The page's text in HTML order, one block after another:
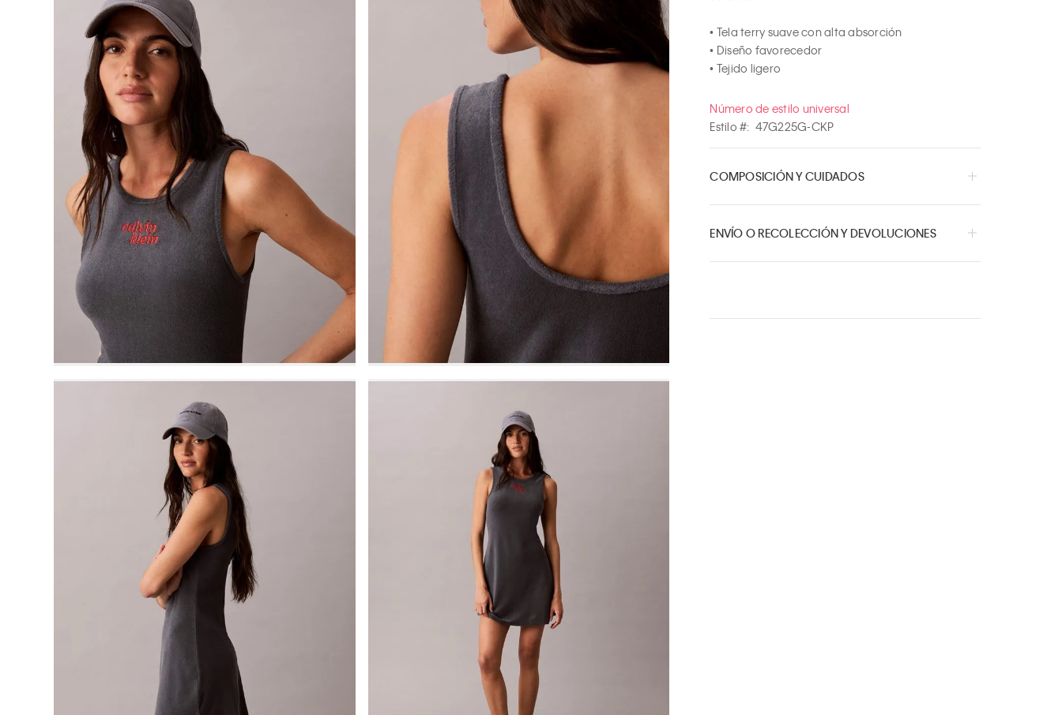
• Tela terry suave con alta absorción
• Diseño favorecedor
• Tejido ligero
Número de estilo universal
Estilo #: 47G225G-CKP
COMPOSICIÓN Y CUIDADOS
ENVÍO O RECOLECCIÓN Y DEVOLUCIONES